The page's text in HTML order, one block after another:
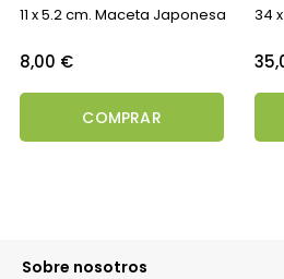
11 x 5.2 cm. Maceta Japonesa
Precio
8,00 €
COMPRAR
34
Sobre nosotros